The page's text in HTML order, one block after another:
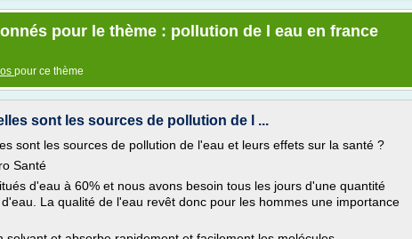
pour le thème : pollution de l eau en france
pour ce thème
sont les sources de pollution de l ...
sont les sources de pollution de l'eau et leurs effets sur la santé ?
Santé
d'eau à 60% et nous avons besoin tous les jours d'une quantité
La qualité de l'eau revêt donc pour les hommes une importance